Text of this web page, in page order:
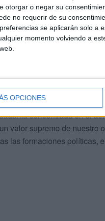
otorgar o negar su
no requerir de su
se aplicarán solo a
momento volviendo a
OPCIONES
articulo para mis
en lo bien que nos iría a
los demás, a contrastar las
y responsable. Es lo que
cuando queremos
concentrada en el
valor supremo de nuestro
las formaciones políticas,